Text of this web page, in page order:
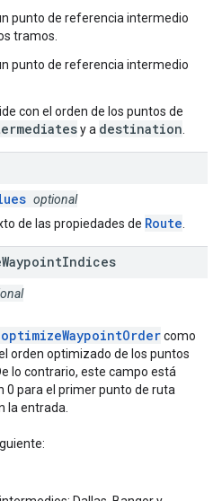
punto de referencia intermedio
tramos.
punto de referencia intermedio
con el orden de los puntos de
y a destination
optional
de las propiedades de Route
WaypointIndices
como
orden optimizado de los puntos
lo contrario, este campo está
0 para el primer punto de ruta
la entrada.